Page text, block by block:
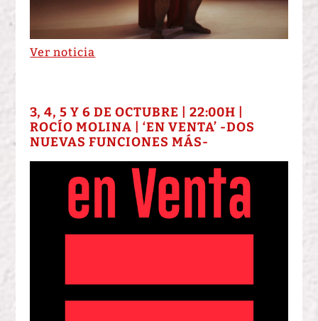
Ver noticia
3, 4, 5 Y 6 DE OCTUBRE | 22:00H |
ROCÍO MOLINA | ‘EN VENTA’ -DOS
NUEVAS FUNCIONES MÁS-